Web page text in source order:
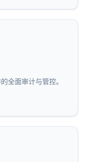
全面审计与管控。